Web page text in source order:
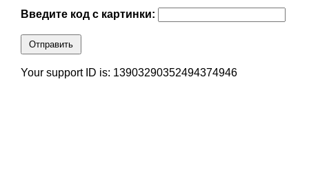
Введите код с картинки:
Отправить
Your support ID is: 13903290352494374946